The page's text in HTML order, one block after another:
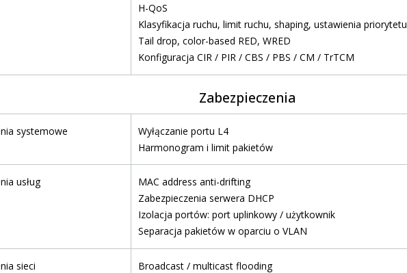
H-QoS
Klasyfikacja ruchu, limit ruchu, shaping, ustawienia priorytetu
Tail drop, color-based RED, WRED
Konfiguracja CIR / PIR / CBS / PBS / CM / TrTCM
Zabezpieczenia
systemowe
Wyłączanie portu L4
Harmonogram i limit pakietów
usług
MAC address anti-drifting
Zabezpieczenia serwera DHCP
Izolacja portów: port uplinkowy / użytkownik
Separacja pakietów w oparciu o VLAN
sieci
Broadcast / multicast flooding